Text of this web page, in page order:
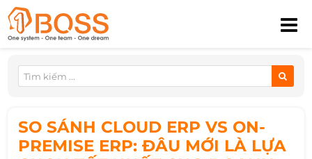
SO SÁNH CLOUD ERP VS ON-
PREMISE ERP: ĐÂU MỚI LÀ LỰA